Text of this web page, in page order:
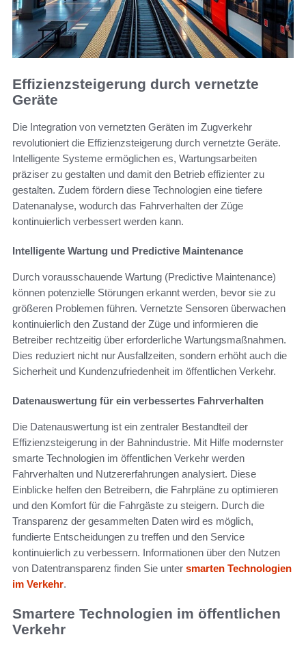
Effizienzsteigerung durch vernetzte
Geräte
Die Integration von vernetzten Geräten im Zugverkehr
revolutioniert die Effizienzsteigerung durch vernetzte Geräte.
Intelligente Systeme ermöglichen es, Wartungsarbeiten
präziser zu gestalten und damit den Betrieb effizienter zu
gestalten. Zudem fördern diese Technologien eine tiefere
Datenanalyse, wodurch das Fahrverhalten der Züge
kontinuierlich verbessert werden kann.
Intelligente Wartung und Predictive Maintenance
Durch vorausschauende Wartung (Predictive Maintenance)
können potenzielle Störungen erkannt werden, bevor sie zu
größeren Problemen führen. Vernetzte Sensoren überwachen
kontinuierlich den Zustand der Züge und informieren die
Betreiber rechtzeitig über erforderliche Wartungsmaßnahmen.
Dies reduziert nicht nur Ausfallzeiten, sondern erhöht auch die
Sicherheit und Kundenzufriedenheit im öffentlichen Verkehr.
Datenauswertung für ein verbessertes Fahrverhalten
Die Datenauswertung ist ein zentraler Bestandteil der
Effizienzsteigerung in der Bahnindustrie. Mit Hilfe modernster
smarte Technologien im öffentlichen Verkehr werden
Fahrverhalten und Nutzererfahrungen analysiert. Diese
Einblicke helfen den Betreibern, die Fahrpläne zu optimieren
und den Komfort für die Fahrgäste zu steigern. Durch die
Transparenz der gesammelten Daten wird es möglich,
fundierte Entscheidungen zu treffen und den Service
kontinuierlich zu verbessern. Informationen über den Nutzen
von Datentransparenz finden Sie unter smarten Technologien
im Verkehr.
Smartere Technologien im öffentlichen
Verkehr